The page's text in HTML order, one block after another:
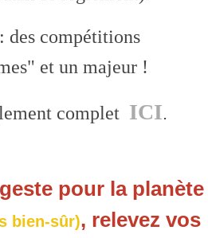
des compétitions
et un majeur !
complet ICI.
pour la planète
bien-sûr), relevez vos